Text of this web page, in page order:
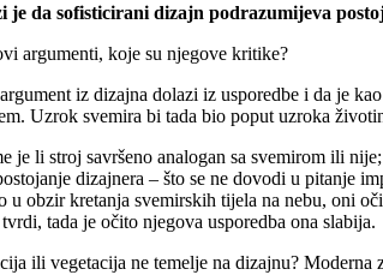
je da sofisticirani dizajn podrazumijeva
argumenti, koje su njegove kritike?
iz dizajna dolazi iz usporedbe i da je
Uzrok svemira bi tada bio poput uzroka
je li stroj savršeno analogan sa svemirom ili
dizajnera – što se ne dovodi u pitanje
obzir kretanja svemirskih tijela na nebu, oni
tada je očito njegova usporedba ona slabija.
ili vegetacija ne temelje na dizajnu?